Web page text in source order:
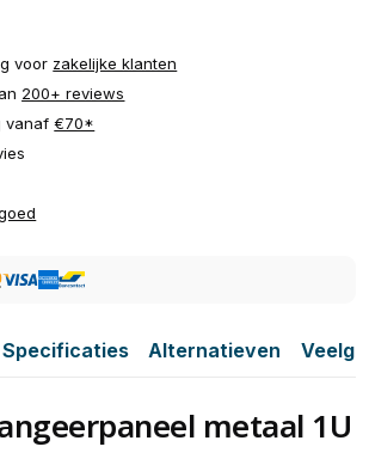
voor zakelijke klanten
200+ reviews
vanaf€70*
Specificaties Alternatieven
metaal 1U